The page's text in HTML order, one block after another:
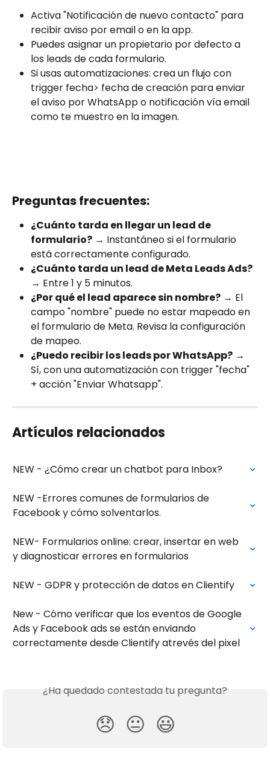
Activa "Notificación de nuevo contacto" para
recibir aviso por email o en la app.
Puedes asignar un propietario por defecto a
los leads de cada formulario.
Si usas automatizaciones: crea un flujo con
trigger fecha> fecha de creación para enviar
el aviso por WhatsApp o notificación vía email
como te muestro en la imagen.
Preguntas frecuentes:
¿Cuánto tarda en llegar un lead de
formulario? → Instantáneo si el formulario
está correctamente configurado.
¿Cuánto tarda un lead de Meta Leads Ads?
→ Entre 1 y 5 minutos.
¿Por qué el lead aparece sin nombre? → El
campo "nombre" puede no estar mapeado en
el formulario de Meta. Revisa la configuración
de mapeo.
¿Puedo recibir los leads por WhatsApp? →
Sí, con una automatización con trigger "fecha"
+ acción "Enviar Whatsapp".
Artículos relacionados
NEW - ¿Cómo crear un chatbot para Inbox?
NEW -Errores comunes de formularios de
Facebook y cómo solventarlos.
NEW- Formularios online: crear, insertar en web
y diagnosticar errores en formularios
NEW - GDPR y protección de datos en Clientify
New - Cómo verificar que los eventos de Google
Ads y Facebook ads se están enviando
correctamente desde Clientify atrevés del pixel
¿Ha quedado contestada tu pregunta?
😞 😐 😃